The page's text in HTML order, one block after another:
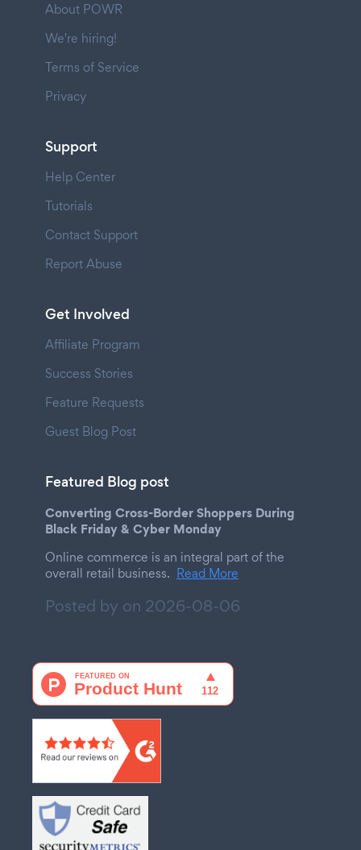
About POWR
We're hiring!
Terms of Service
Privacy
Support
Help Center
Tutorials
Contact Support
Report Abuse
Get Involved
Affiliate Program
Success Stories
Feature Requests
Guest Blog Post
Featured Blog post
Converting Cross-Border Shoppers During
Black Friday & Cyber Monday
Online commerce is an integral part of the
overall retail business. Read More
Posted by on 2026-08-06